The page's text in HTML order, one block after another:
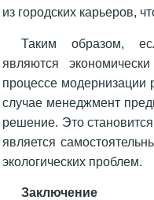
из городских карьеров,
Таким образом,
являются
процессе модернизации
случае менеджмент
решение. Это
является
экологических проблем.
Заключение